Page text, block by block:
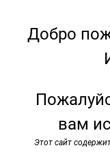
Добро
вам
Этот сайт